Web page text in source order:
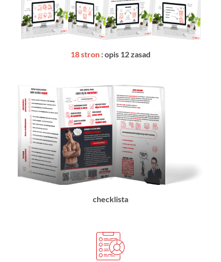
18 stron : opis 12 zasad
checklista